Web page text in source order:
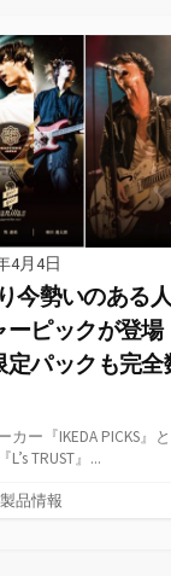
4月4日
り今勢いのある
ピックが登場
パックも完全
ー『IKEDA PICKS』
TRUST』...
品情報